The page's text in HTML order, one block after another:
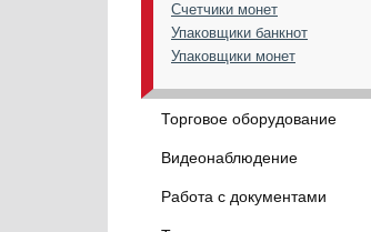
Счетчики монет
Упаковщики банкнот
Упаковщики монет
Торговое оборудование
Видеонаблюдение
Работа с документами